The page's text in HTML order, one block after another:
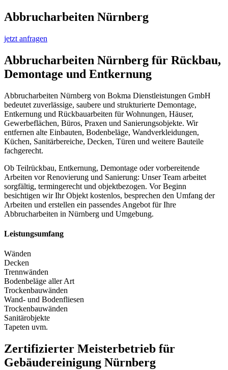
Abbrucharbeiten Nürnberg
jetzt anfragen
Abbrucharbeiten Nürnberg für Rückbau,
Demontage und Entkernung
Abbrucharbeiten Nürnberg von Bokma Dienstleistungen GmbH
bedeutet zuverlässige, saubere und strukturierte Demontage,
Entkernung und Rückbauarbeiten für Wohnungen, Häuser,
Gewerbeflächen, Büros, Praxen und Sanierungsobjekte. Wir
entfernen alte Einbauten, Bodenbeläge, Wandverkleidungen,
Küchen, Sanitärbereiche, Decken, Türen und weitere Bauteile
fachgerecht.
Ob Teilrückbau, Entkernung, Demontage oder vorbereitende
Arbeiten vor Renovierung und Sanierung: Unser Team arbeitet
sorgfältig, termingerecht und objektbezogen. Vor Beginn
besichtigen wir Ihr Objekt kostenlos, besprechen den Umfang der
Arbeiten und erstellen ein passendes Angebot für Ihre
Abbrucharbeiten in Nürnberg und Umgebung.
Leistungsumfang
Wänden
Decken
Trennwänden
Bodenbeläge aller Art
Trockenbauwänden
Wand- und Bodenfliesen
Trockenbauwänden
Sanitärobjekte
Tapeten uvm.
Zertifizierter Meisterbetrieb für
Gebäudereinigung Nürnberg